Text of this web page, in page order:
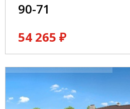
90-71
54 265 ₽